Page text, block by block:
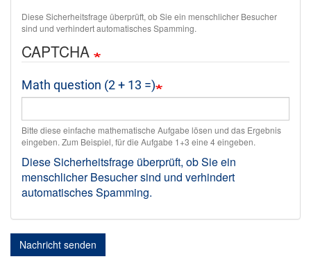
Diese Sicherheitsfrage überprüft, ob Sie ein menschlicher Besucher
sind und verhindert automatisches Spamming.
CAPTCHA
Math question (2 + 13 =)
Bitte diese einfache mathematische Aufgabe lösen und das Ergebnis
eingeben. Zum Beispiel, für die Aufgabe 1+3 eine 4 eingeben.
Diese Sicherheitsfrage überprüft, ob Sie ein
menschlicher Besucher sind und verhindert
automatisches Spamming.
Nachricht senden